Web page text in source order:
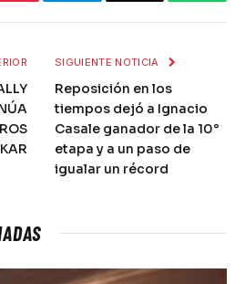
SIGUIENTE NOTICIA
Reposición en los
tiempos dejó a Ignacio
Casale ganador de la 10°
etapa y a un paso de
igualar un récord